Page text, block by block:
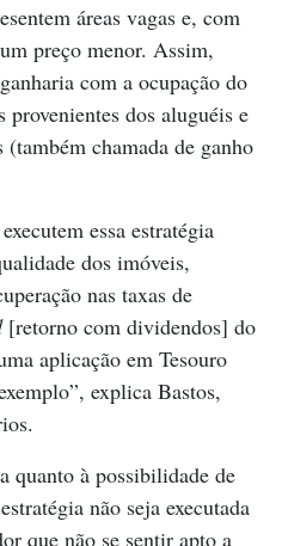
áreas vagas e, com
preço menor. Assim,
com a ocupação do
provenientes dos aluguéis e
chamada de ganho
essa estratégia
dos imóveis,
nas taxas de
[retorno com dividendos] do
aplicação em Tesouro
explica Bastos,
quanto à possibilidade de
não seja executada
que não se sentir apto a